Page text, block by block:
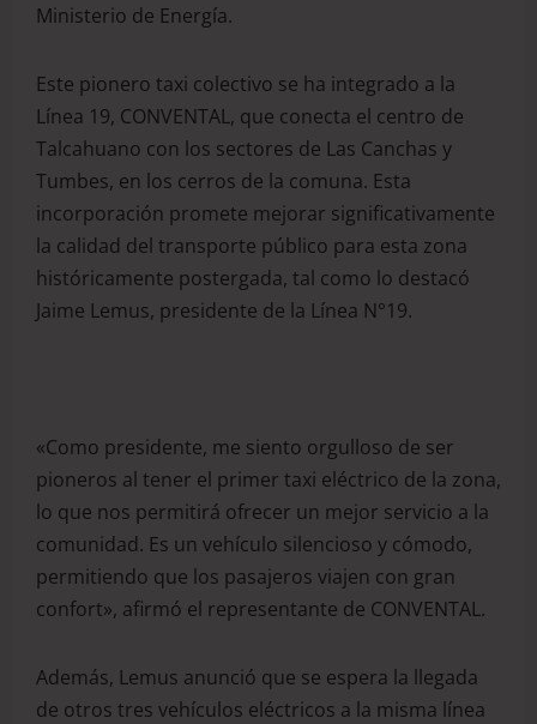
Ministerio de Energía.
Este pionero taxi colectivo se ha integrado a la
Línea 19, CONVENTAL, que conecta el centro de
Talcahuano con los sectores de Las Canchas y
Tumbes, en los cerros de la comuna. Esta
incorporación promete mejorar significativamente
la calidad del transporte público para esta zona
históricamente postergada, tal como lo destacó
Jaime Lemus, presidente de la Línea N°19.
«Como presidente, me siento orgulloso de ser
pioneros al tener el primer taxi eléctrico de la zona,
lo que nos permitirá ofrecer un mejor servicio a la
comunidad. Es un vehículo silencioso y cómodo,
permitiendo que los pasajeros viajen con gran
confort», afirmó el representante de CONVENTAL.
Además, Lemus anunció que se espera la llegada
de otros tres vehículos eléctricos a la misma línea